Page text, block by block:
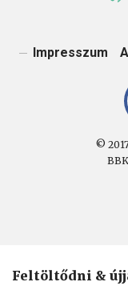
Impresszum
©
Feltöltődni &